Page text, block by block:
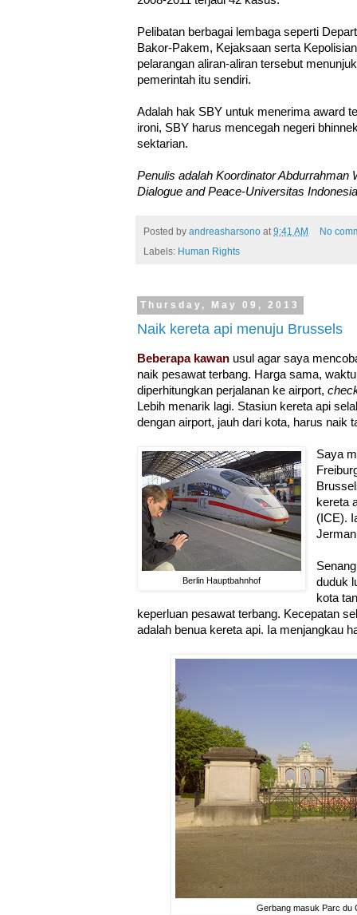
Pelibatan berbagai lembaga seperti
Bakor-Pakem, Kejaksaan serta
pelarangan aliran-aliran tersebut
pemerintah itu sendiri.
Adalah hak SBY untuk menerima award
ironi, SBY harus mencegah negeri
sektarian.
Penulis adalah Koordinator Abdurrahman
Dialogue and Peace-Universitas
Posted by andreasharsono at 9:41 AM
No
Labels: Human Rights
Thursday, May 09, 2013
Naik kereta api menuju Brussels
Beberapa kawan usul agar saya
naik pesawat terbang. Harga sama,
diperhitungkan perjalanan ke airport,
Lebih menarik lagi. Stasiun kereta api
dengan airport, jauh dari kota, harus naik
Berlin Hauptbahnhof
Saya
kereta
(ICE).
duduk
kota
keperluan pesawat terbang. Kecepatan
adalah benua kereta api. Ia menjangkau
Gerbang masuk Parc du